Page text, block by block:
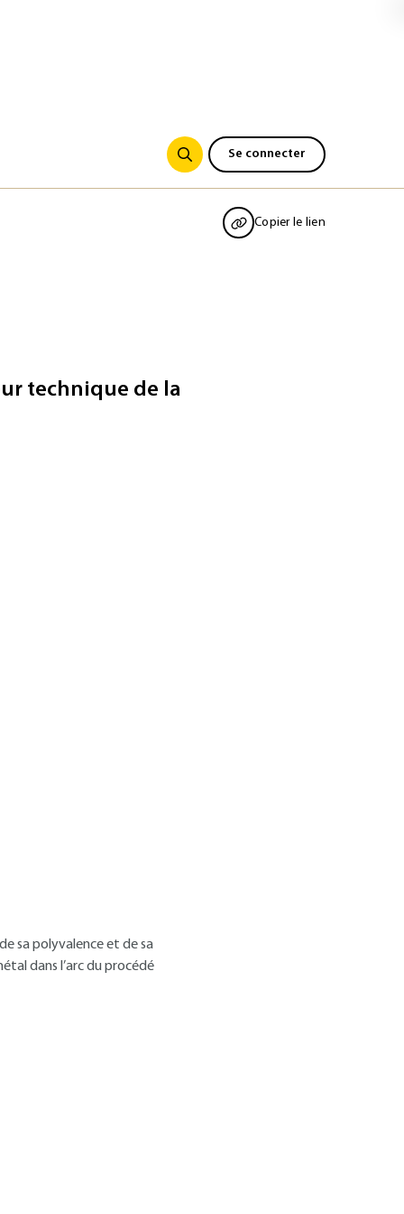
Se connecter
Copier le lien
technique de la
sa polyvalence et de sa
dans l’arc du procédé